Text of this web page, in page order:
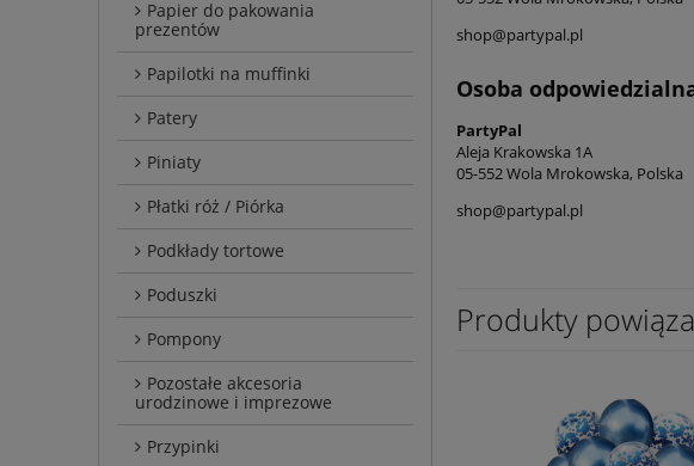
Papier do pakowania
prezentów
Papilotki na muffinki
Patery
Piniaty
Płatki róż / Piórka
Podkłady tortowe
Poduszki
Pompony
Pozostałe akcesoria
urodzinowe i imprezowe
Przypinki
shop@partypal.pl
Osoba
PartyPal
Aleja Krakowska 1A
05-552 Wola Mrokowska, Polska
shop@partypal.pl
Produkty